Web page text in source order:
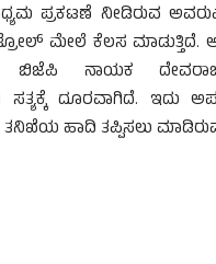
ಪ್ರಕಟಣೆ ನೀಡಿರುವ
ಮೇಲೆ ಕೆಲಸ ಮಾಡುತ್ತಿದೆ.
ಬಿಜೆಪಿ ನಾಯಕ
ದೂರವಾಗಿದೆ. ಇದು
ತನಿಖೆಯ ಹಾದಿ ತಪ್ಪಿಸಲು ಮಾಡಿರುವ